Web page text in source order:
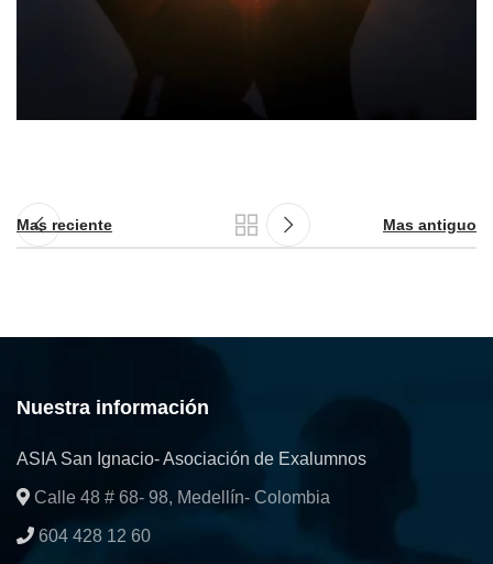
Mas reciente Mas antiguo
Nuestra información
ASIA San Ignacio- Asociación de Exalumnos
Calle 48 # 68- 98, Medellín- Colombia
604 428 12 60